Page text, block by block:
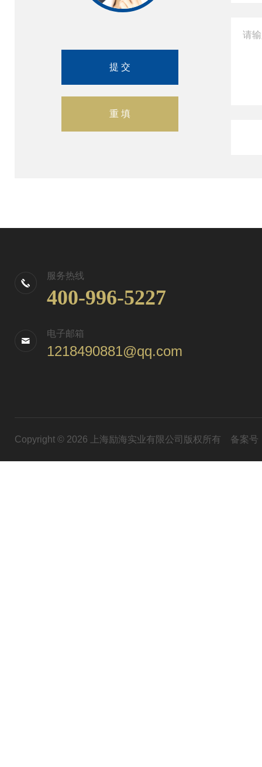
服务热线
400-996-5227
电子邮箱
1218490881@qq.com
Copyright © 2026 上海励海实业有限公司版权所有 备案号